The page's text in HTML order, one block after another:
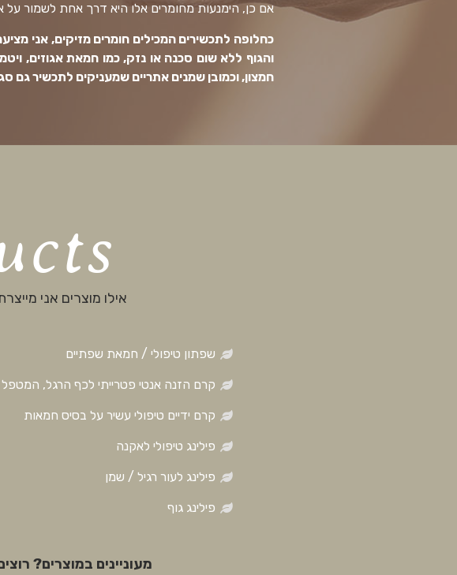
אם כן, הימנעות מחומרים אלו היא דרך אחת לשמור על
כחלופה לתכשירים המכילים חומרים מזיקים, אני
חמצון, וכמובן שמנים אתריים שמעניקים לתכשיר גם
אילו מוצרים אני
שפתון טיפולי / חמאת שפתיים
קרם הזנה אנטי פטרייתי לכף הרגל,
קרם ידיים טיפולי עשיר על בסיס חמאות
פילינג טיפולי לאקנה
פילינג לעור רגיל / שמן
פילינג גוף
מעוניינים במוצרים?